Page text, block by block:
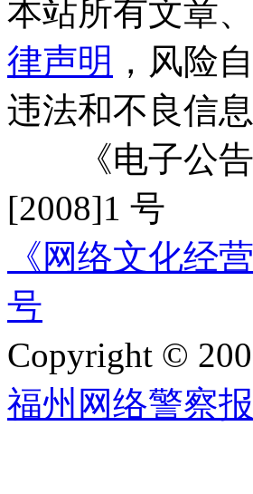
本站所有文章
律声明 ，风险
违法和不良信
《电子公告
[2008]1 号
《网络文化经
号
Copyright ©
福州网络警察